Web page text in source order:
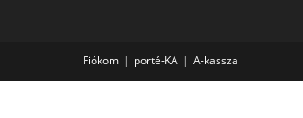
Fiókom porté-KA A-kassza